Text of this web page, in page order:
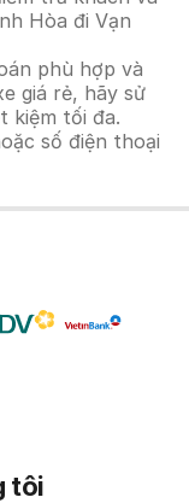
Hòa đi Vạn
phù hợp và
giá rẻ, hãy sử
kiệm tối đa.
số điện thoại
tôi